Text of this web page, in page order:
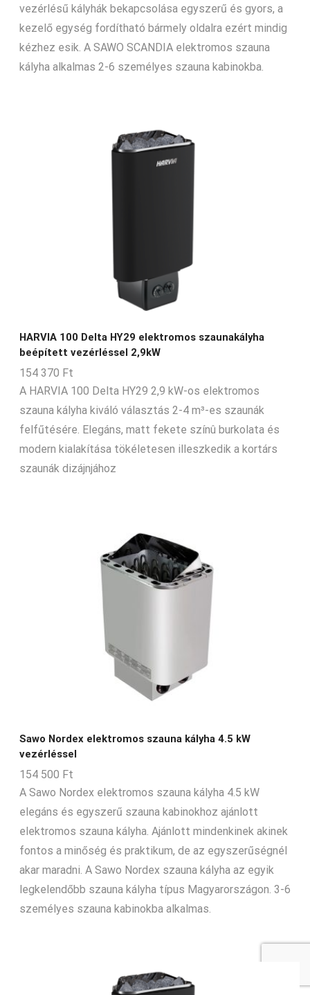
vezérlésű kályhák bekapcsolása egyszerű és gyors, a
kezelő egység fordítható bármely oldalra ezért mindig
kézhez esik. A SAWO SCANDIA elektromos szauna
kályha alkalmas 2-6 személyes szauna kabinokba.
HARVIA 100 Delta HY29 elektromos szaunakályha
beépített vezérléssel 2,9kW
154 370 Ft
A HARVIA 100 Delta HY29 2,9 kW-os elektromos
szauna kályha kiváló választás 2-4 m³-es szaunák
felfűtésére. Elegáns, matt fekete színû burkolata és
modern kialakítása tökéletesen illeszkedik a kortárs
szaunák dizájnjához
Sawo Nordex elektromos szauna kályha 4.5 kW
vezérléssel
154 500 Ft
A Sawo Nordex elektromos szauna kályha 4.5 kW
elegáns és egyszerű szauna kabinokhoz ajánlott
elektromos szauna kályha. Ajánlott mindenkinek akinek
fontos a minőség és praktikum, de az egyszerűségnél
akar maradni. A Sawo Nordex szauna kályha az egyik
legkelendőbb szauna kályha típus Magyarországon. 3-6
személyes szauna kabinokba alkalmas.